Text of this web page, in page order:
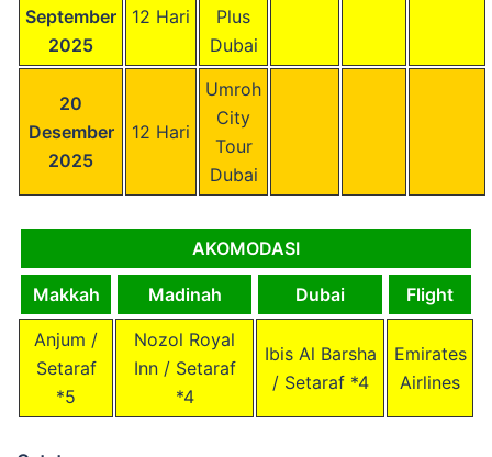
September
2025
12 Hari
Plus
Dubai
20
Desember
2025
12 Hari
Umroh
City
Tour
Dubai
AKOMODASI
Makkah Madinah Dubai Flight
Anjum /
Setaraf
*5
Nozol Royal
Inn / Setaraf
*4
Ibis Al Barsha
/ Setaraf *4
Emirates
Airlines